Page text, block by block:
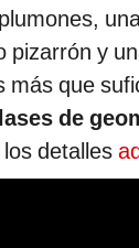
pizarrón y
más que
de
detalles